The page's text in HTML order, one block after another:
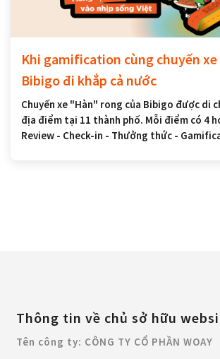
Khi gamification cùng chuyến
Bibigo đi khắp cả nước
Chuyến xe "Hàn" rong của Bibigo được di
địa điểm tại 11 thành phố. Mỗi điểm có 4
Review - Check-in - Thưởng thức -
Thông tin về chủ sở hữu
Tên công ty: CÔNG TY CỔ PHẦN WOAY